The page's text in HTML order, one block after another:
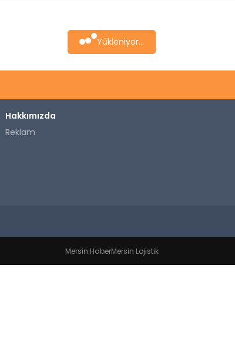
Yükleniyor...
Hakkımızda
Reklam
Mersin HaberMersin Lojistik